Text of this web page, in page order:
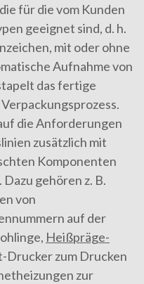
für die vom Kunden
geeignet sind, d. h.
mit oder ohne
Aufnahme von
das fertige
die Anforderungen
zusätzlich mit
Komponenten
gehören z. B.
von
auf der
Heißpräge-
Drucker zum Drucken
zur